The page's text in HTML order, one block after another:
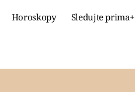
Horoskopy Sledujte prima+